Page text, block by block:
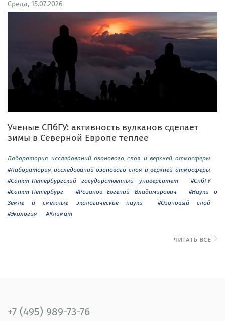
Среда, 15.07.2026
Ученые СПбГУ: активность вулканов сделает
зимы в Северной Европе теплее
Лаборатория исследований озонового слоя и верхней атмосферы
#Лаборатория исследований озонового слоя и верхней атмосферы
#Санкт-Петербургский государственный университет
#СпбГУ
#Санкт-Петербург
#Розанов Евгений Владимирович
#Науки о
Земле и смежные экологические науки
#Озоновый слой
#Экология
#Климат
читать всё
+7 (495) 989-73-76